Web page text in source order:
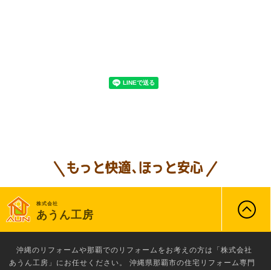
株式会社
あうん工房
沖縄のリフォームや那覇でのリフォームをお考えの方は「株式会社
あうん工房」にお任せください。 沖縄県那覇市の住宅リフォーム専門